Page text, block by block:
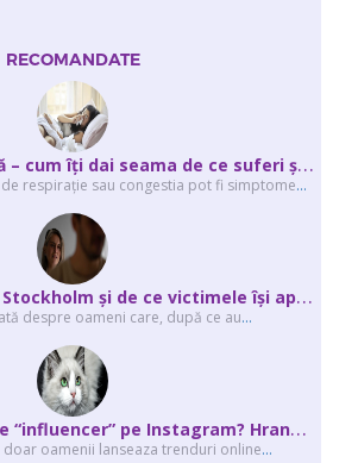
RECOMANDATE
A
lergie sau răceală – cum îţi dai seama de ce suferi și de ce conteaz...
respirație sau congestia pot fi simptome...
C
e este sindromul Stockholm și de ce victimele își apără agresorii.
despre oameni care, după ce au...
C
e mănâncă pisicile “influencer” pe Instagram? Hrana lor virală
doar oamenii lanseaza trenduri online...